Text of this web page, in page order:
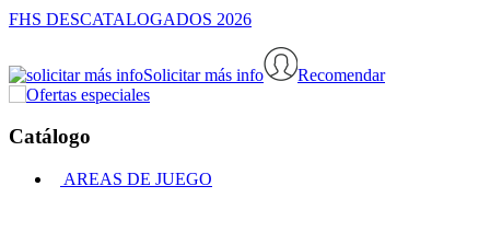
FHS DESCATALOGADOS 2026
Solicitar más info Recomendar
Catálogo
AREAS DE JUEGO